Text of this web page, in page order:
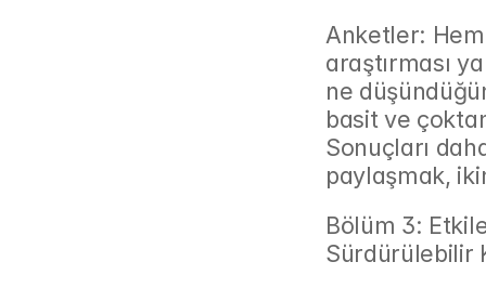
Anketler:
araştırması
ne
basit ve
Sonuçları
paylaşmak,
Bölüm 3:
Sürdürülebilir